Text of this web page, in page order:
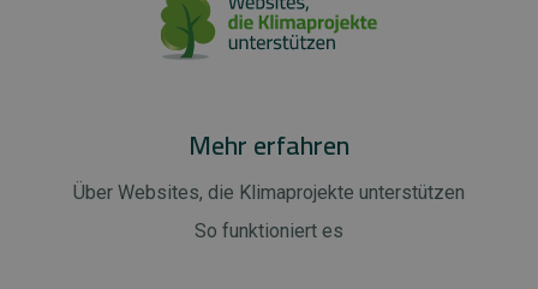
Mehr erfahren
Über Websites, die Klimaprojekte unterstützen
So funktioniert es